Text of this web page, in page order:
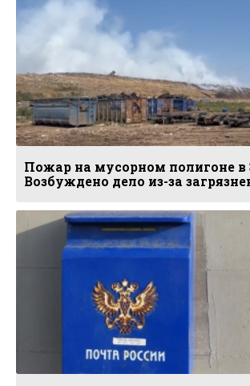
Пожар на мусорном полигоне в
Возбуждено дело из-за